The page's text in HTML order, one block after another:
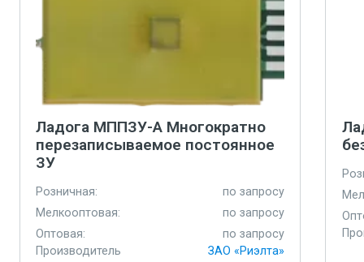
Ладога МППЗУ-А Многократно
перезаписываемое постоянное
ЗУ
Розничная:
по запросу
Мелкооптовая:
по запросу
Оптовая:
по запросу
Производитель
ЗАО «Риэлта»